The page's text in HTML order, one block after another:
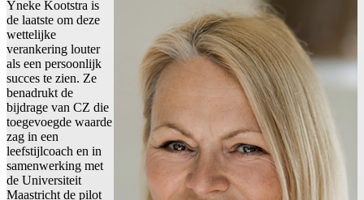
Yneke Kootstra is
de laatste om deze
wettelijke
verankering louter
als een persoonlijk
succes te zien. Ze
benadrukt de
bijdrage van CZ die
toegevoegde waarde
zag in een
leefstijlcoach en in
samenwerking met
de Universiteit
Maastricht de pilot